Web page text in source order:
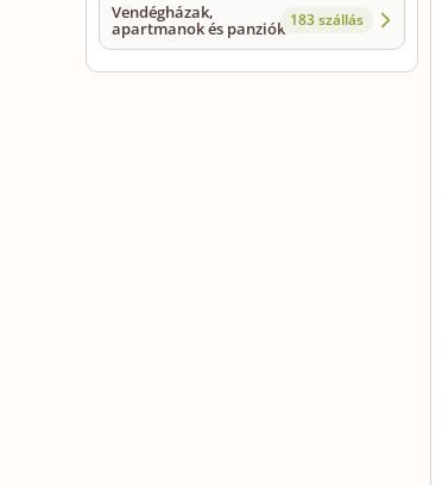
Vendégházak,
apartmanok és panziók 183 szállás